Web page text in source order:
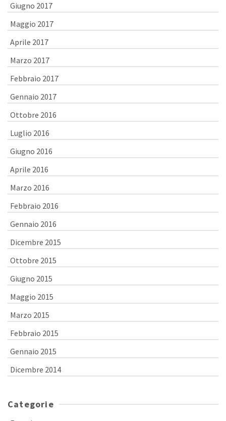
Giugno 2017
Maggio 2017
Aprile 2017
Marzo 2017
Febbraio 2017
Gennaio 2017
Ottobre 2016
Luglio 2016
Giugno 2016
Aprile 2016
Marzo 2016
Febbraio 2016
Gennaio 2016
Dicembre 2015
Ottobre 2015
Giugno 2015
Maggio 2015
Marzo 2015
Febbraio 2015
Gennaio 2015
Dicembre 2014
Categorie